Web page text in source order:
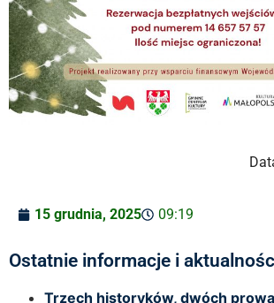
15 grudnia, 2025 09:19
Ostatnie informacje i
Trzech historyków, dwóch